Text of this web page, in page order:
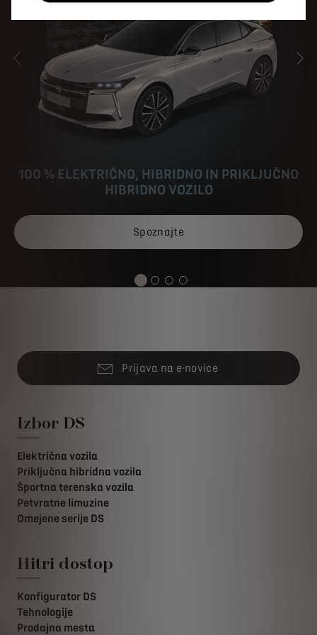
NAZAJ
100 % ELEKTRIČNO, HIBRIDNO IN PRIKLJUČNO
HIBRIDNO VOZILO
Spoznajte
Prijava na e-novice
Izbor DS
Električna vozila
Priključna hibridna vozila
Športna terenska vozila
Petvratne limuzine
Omejene serije DS
Hitri dostop
Konfigurator DS
Tehnologije
Prodajna mesta